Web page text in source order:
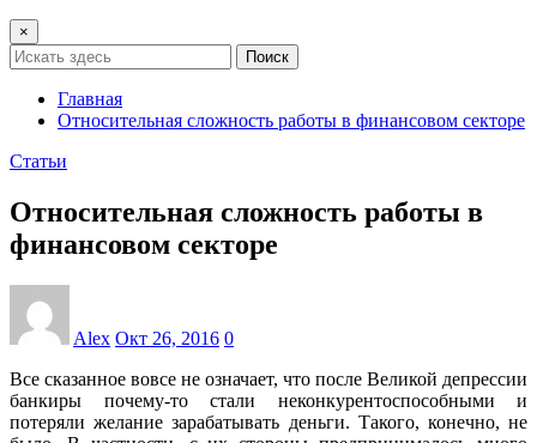
×
Поиск
Главная
Относительная сложность работы в финансовом секторе
Статьи
Относительная сложность работы в
финансовом секторе
Alex Окт 26, 2016 0
Все сказанное вовсе не означает, что после Великой депрессии
банкиры почему-то стали неконкурентоспособными и
потеряли желание зарабатывать деньги. Такого, конечно, не